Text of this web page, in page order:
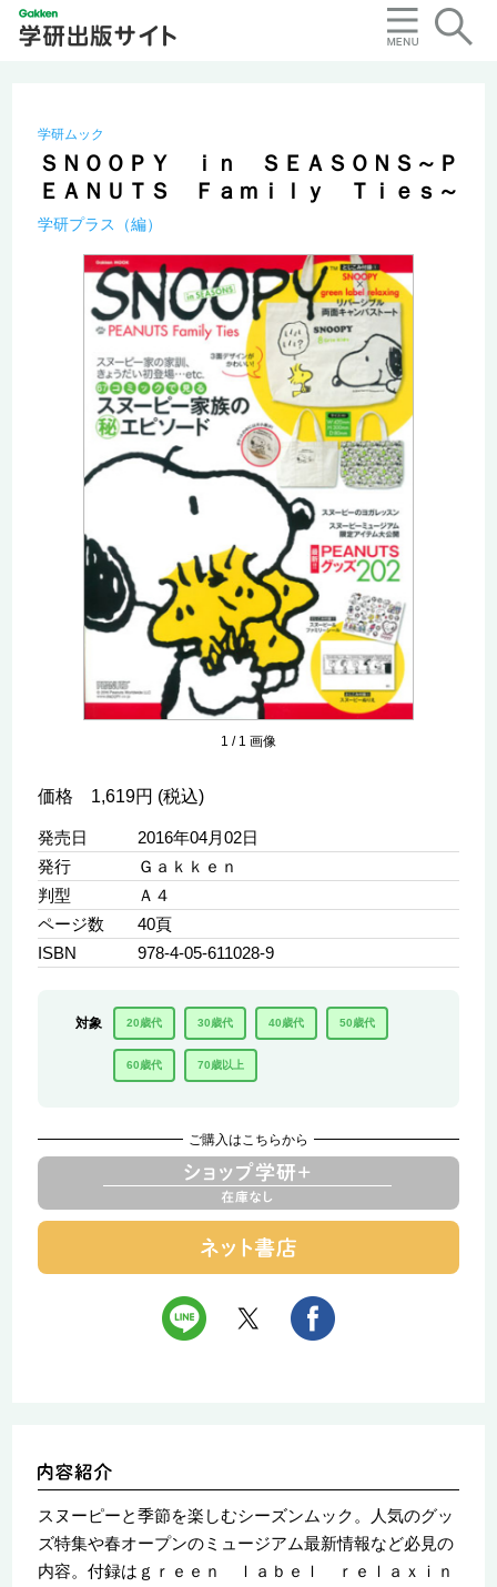
学研ムック
ＳＮＯＯＰＹ ｉｎ ＳＥＡＳＯＮＳ～Ｐ
ＥＡＮＵＴＳ Ｆａｍｉｌｙ Ｔｉｅｓ～
学研プラス（編）
1 / 1 画像
価格 1,619円 (税込)
発売日
2016年04月02日
発行
Ｇａｋｋｅｎ
判型
Ａ４
ページ数
40頁
ISBN
978-4-05-611028-9
対象 20歳代 30歳代 40歳代 50歳代
60歳代 70歳以上
ご購入はこちらから
スヌーピーと季節を楽しむシーズンムック。人気のグッ
ズ特集や春オープンのミュージアム最新情報など必見の
内容。付録はｇｒｅｅｎ ｌａｂｅｌ ｒｅｌａｘｉｎ